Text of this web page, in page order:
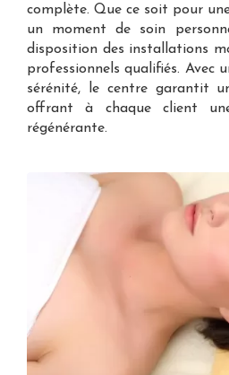
complète. Que ce soit pour
un moment de soin
disposition des installations
professionnels qualifiés. Avec
sérénité, le centre garantit
offrant à chaque client
régénérante.